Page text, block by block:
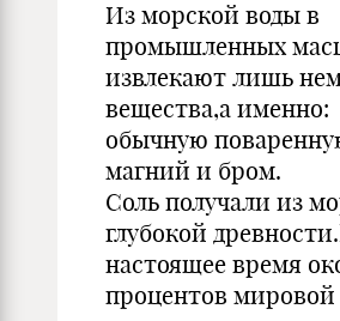
Из морской воды в
промышленных
извлекают лишь
вещества,а именно:
обычную
магний и бром.
Соль получали из
глубокой
настоящее время
процентов